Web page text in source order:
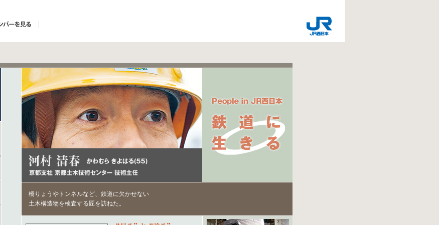
橋りょうやトンネルなど、鉄道に欠かせない
土木構造物を検査する匠を訪ねた。